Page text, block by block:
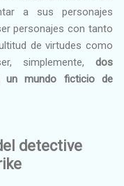
a sus personajes
personajes con tanto
de virtudes como
simplemente, dos
un mundo ficticio de
detective